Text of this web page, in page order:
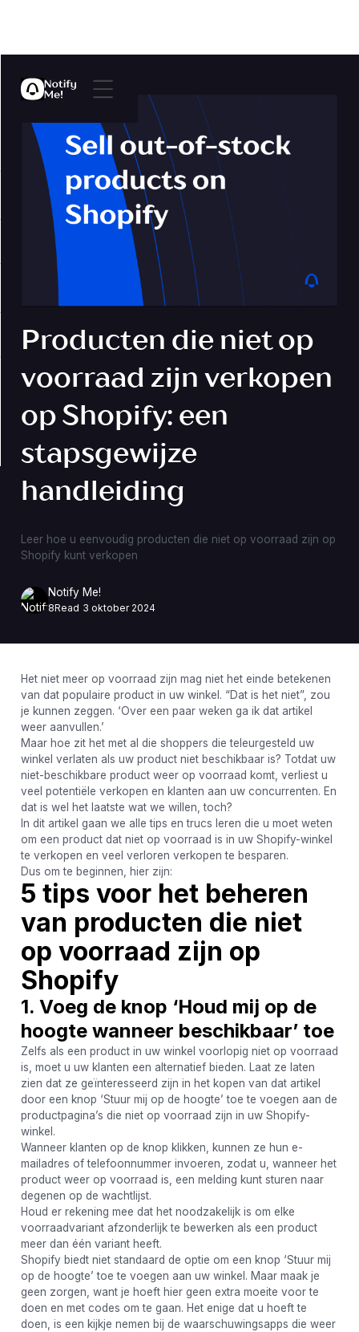
Producten die niet op
voorraad zijn verkopen
op Shopify: een
stapsgewijze
handleiding
Leer hoe u eenvoudig producten die niet op voorraad zijn op
Shopify kunt verkopen
Notify Me!
8Read 3 oktober 2024
Het niet meer op voorraad zijn mag niet het einde betekenen
van dat populaire product in uw winkel. “Dat is het niet”, zou
je kunnen zeggen. ‘Over een paar weken ga ik dat artikel
weer aanvullen.’
Maar hoe zit het met al die shoppers die teleurgesteld uw
winkel verlaten als uw product niet beschikbaar is? Totdat uw
niet-beschikbare product weer op voorraad komt, verliest u
veel potentiële verkopen en klanten aan uw concurrenten. En
dat is wel het laatste wat we willen, toch?
In dit artikel gaan we alle tips en trucs leren die u moet weten
om een ​​product dat niet op voorraad is in uw Shopify-winkel
te verkopen en veel verloren verkopen te besparen.
Dus om te beginnen, hier zijn:
5 tips voor het beheren
van producten die niet
op voorraad zijn op
Shopify
1. Voeg de knop ‘Houd mij op de
hoogte wanneer beschikbaar’ toe
Zelfs als een product in uw winkel voorlopig niet op voorraad
is, moet u uw klanten een alternatief bieden. Laat ze laten
zien dat ze geïnteresseerd zijn in het kopen van dat artikel
door een knop ‘Stuur mij op de hoogte’ toe te voegen aan de
productpagina’s die niet op voorraad zijn in uw Shopify-
winkel.
Wanneer klanten op de knop klikken, kunnen ze hun e-
mailadres of telefoonnummer invoeren, zodat u, wanneer het
product weer op voorraad is, een melding kunt sturen naar
degenen op de wachtlijst.
Houd er rekening mee dat het noodzakelijk is om elke
voorraadvariant afzonderlijk te bewerken als een product
meer dan één variant heeft.
Shopify biedt niet standaard de optie om een ​​knop ‘Stuur mij
op de hoogte’ toe te voegen aan uw winkel. Maar maak je
geen zorgen, want je hoeft hier geen extra moeite voor te
doen en met codes om te gaan. Het enige dat u hoeft te
doen, is een kijkje nemen bij de waarschuwingsapps die weer